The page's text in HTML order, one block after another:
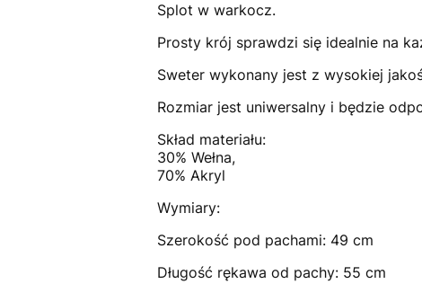
Splot w warkocz.
Prosty krój sprawdzi się idealnie na
Sweter wykonany jest z wysokiej
Rozmiar jest uniwersalny i będzie
Skład materiału:
30% Wełna,
70% Akryl
Wymiary:
Szerokość pod pachami: 49 cm
Długość rękawa od pachy: 55 cm